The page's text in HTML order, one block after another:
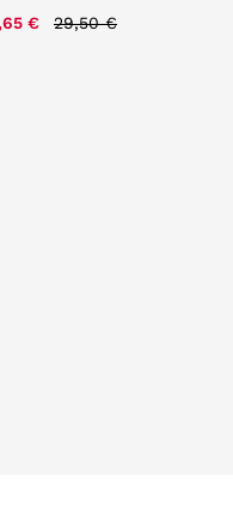
€ Price reduced from
29,50 €